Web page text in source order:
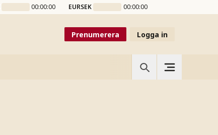
00:00:00 EURSEK 00:00:00
Prenumerera Logga in